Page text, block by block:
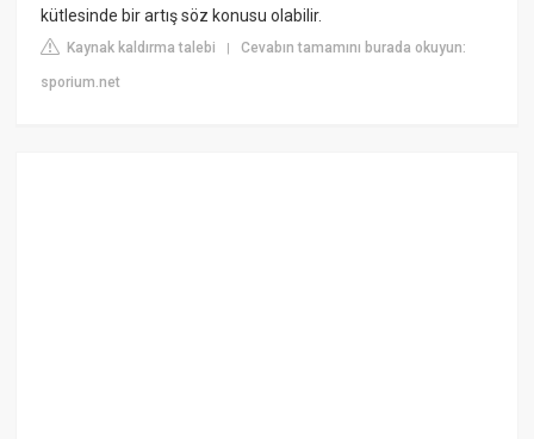
kütlesinde bir artış söz konusu olabilir.
Kaynak kaldırma talebi |Cevabın tamamını burada okuyun:
sporium.net